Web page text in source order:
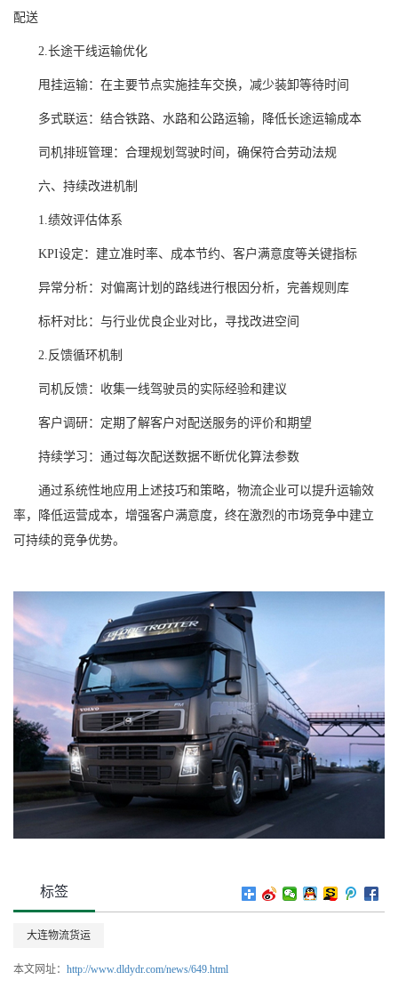
配送
2.长途干线运输优化
甩挂运输：在主要节点实施挂车交换，减少装卸等待时间
多式联运：结合铁路、水路和公路运输，降低长途运输成本
司机排班管理：合理规划驾驶时间，确保符合劳动法规
六、持续改进机制
1.绩效评估体系
KPI设定：建立准时率、成本节约、客户满意度等关键指标
异常分析：对偏离计划的路线进行根因分析，完善规则库
标杆对比：与行业优良企业对比，寻找改进空间
2.反馈循环机制
司机反馈：收集一线驾驶员的实际经验和建议
客户调研：定期了解客户对配送服务的评价和期望
持续学习：通过每次配送数据不断优化算法参数
通过系统性地应用上述技巧和策略，物流企业可以提升运输效
率，降低运营成本，增强客户满意度，终在激烈的市场竞争中建立
可持续的竞争优势。
标签
大连物流货运
本文网址： http://www.dldydr.com/news/649.html